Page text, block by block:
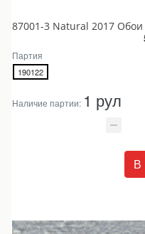
Партия
190122
Наличие партии: 1 рул
В